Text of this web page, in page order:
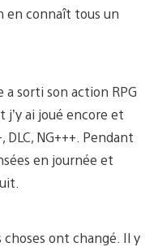
en connaît tous un
a sorti son action RPG
j’y ai joué encore et
DLC, NG+++. Pendant
en journée et
choses ont changé. Il y